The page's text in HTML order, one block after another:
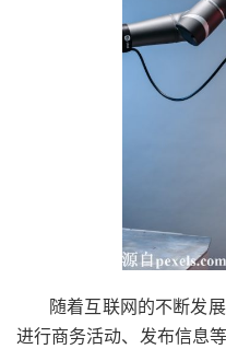
随着互联网的不断发
进行商务活动、发布信息